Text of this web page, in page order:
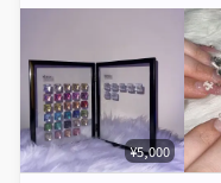
¥5,000